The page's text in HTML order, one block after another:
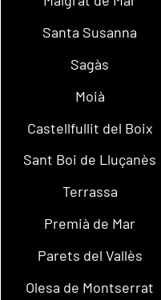
Santa Susanna
Sagàs
Moià
Castellfullit del Boix
Sant Boi de Lluçanès
Terrassa
Premià de Mar
Parets del Vallès
Olesa de Montserrat